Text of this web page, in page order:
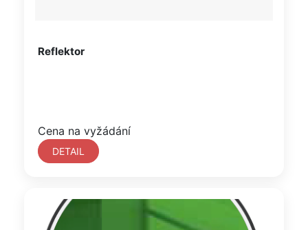
Reflektor
Cena na vyžádání
DETAIL